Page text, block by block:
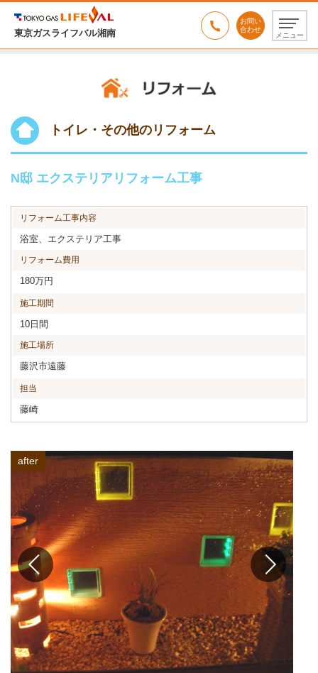
東京ガスライフバル湘南
お問い
合わせ
メニュー
トイレ・その他のリフォーム
N邸 エクステリアリフォーム工事
リフォーム工事内容
浴室、エクステリア工事
リフォーム費用
180万円
施工期間
10日間
施工場所
藤沢市遠藤
担当
藤崎